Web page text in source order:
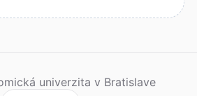
univerzita v Bratislave